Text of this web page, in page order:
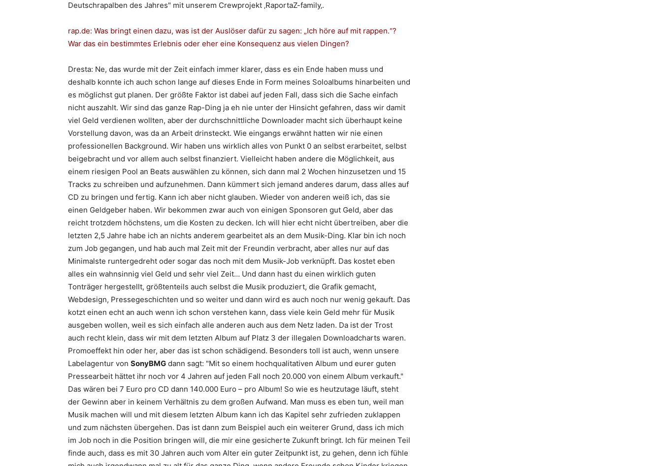
Deutschrapalben des Jahres" mit unserem Crewprojekt ‚RaportaZ-family‚.
rap.de: Was bringt einen dazu, was ist der Auslöser dafür zu sagen: „Ich höre auf mit rappen.“?
War das ein bestimmtes Erlebnis oder eher eine Konsequenz aus vielen Dingen?
Dresta: Ne, das wurde mit der Zeit einfach immer klarer, dass es ein Ende haben muss und
deshalb konnte ich auch schon lange auf dieses Ende in Form meines Soloalbums hinarbeiten und
es möglichst gut planen. Der größte Faktor ist dabei auf jeden Fall, dass sich die Sache einfach
nicht auszahlt. Wir sind das ganze Rap-Ding ja eh nie unter der Hinsicht gefahren, dass wir damit
viel Geld verdienen wollten, aber der durchschnittliche Downloader macht sich überhaupt keine
Vorstellung davon, was da an Arbeit drinsteckt. Wie eingangs erwähnt hatten wir nie einen
professionellen Background. Wir haben uns wirklich alles von Punkt 0 an selbst erarbeitet, selbst
beigebracht und vor allem auch selbst finanziert. Vielleicht haben andere die Möglichkeit, aus
einem riesigen Pool an Beats auswählen zu können, sich dann mal 2 Wochen hinzusetzen und 15
Tracks zu schreiben und aufzunehmen. Dann kümmert sich jemand anderes darum, dass alles auf
CD zu bringen und fertig. Kann ich aber nicht glauben. Wieder von anderen weiß ich, das sie
einen Geldgeber haben. Wir bekommen zwar auch von einigen Sponsoren gut Geld, aber das
reicht trotzdem höchstens, um die Kosten zu decken. Ich will hier echt nicht übertreiben, aber die
letzten 2,5 Jahre habe ich an nichts anderem gearbeitet als an dem Musik-Ding. Klar bin ich noch
zum Job gegangen, und hab auch mal Zeit mit der Freundin verbracht, aber alles nur auf das
Minimalste runtergedreht oder sogar das noch mit dem Musik-Job verknüpft. Das kostet eben
alles ein wahnsinnig viel Geld und sehr viel Zeit… Und dann hast du einen wirklich guten
Tonträger hergestellt, größtenteils auch selbst die Musik produziert, die Grafik gemacht,
Webdesign, Pressegeschichten und so weiter und dann wird es auch noch nur wenig gekauft. Das
kotzt einen echt an auch wenn ich schon verstehen kann, dass viele kein Geld mehr für Musik
ausgeben wollen, weil es sich einfach alle anderen auch aus dem Netz laden. Da ist der Trost
auch recht klein, dass wir mit dem letzten Album auf Platz 3 der illegalen Downloadcharts waren.
Promoeffekt hin oder her, aber das ist schon schädigend. Besonders toll ist auch, wenn unsere
Labelagentur von SonyBMG dann sagt: "Mit so einem hochqualitativen Album und eurer guten
Pressearbeit hättet ihr noch vor 4 Jahren auf jeden Fall noch 20.000 von einem Album verkauft."
Das wären bei 7 Euro pro CD dann 140.000 Euro – pro Album! So wie es heutzutage läuft, steht
der Gewinn aber in keinem Verhältnis zu dem großen Aufwand. Man muss es eben tun, weil man
Musik machen will und mit diesem letzten Album kann ich das Kapitel sehr zufrieden zuklappen
und zum nächsten übergehen. Das ist dann zum Beispiel auch ein weiterer Grund, dass ich mich
im Job noch in die Position bringen will, die mir eine gesicherte Zukunft bringt. Ich für meinen Teil
finde auch, dass es mit 30 Jahren auch vom Alter ein guter Zeitpunkt ist, zu gehen, denn ich fühle